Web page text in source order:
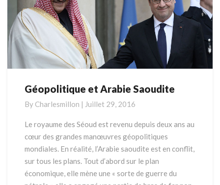
Géopolitique
Arabie
Saoudite
Géopolitique et Arabie Saoudite
By Charlesmillon | Juillet 29, 2016
Le royaume des Séoud est revenu depuis deux ans au
cœur des grandes manœuvres géopolitiques
mondiales. En réalité, l’Arabie saoudite est en conflit,
sur tous les plans. Tout d’abord sur le plan
économique, elle mène une « sorte de guerre du